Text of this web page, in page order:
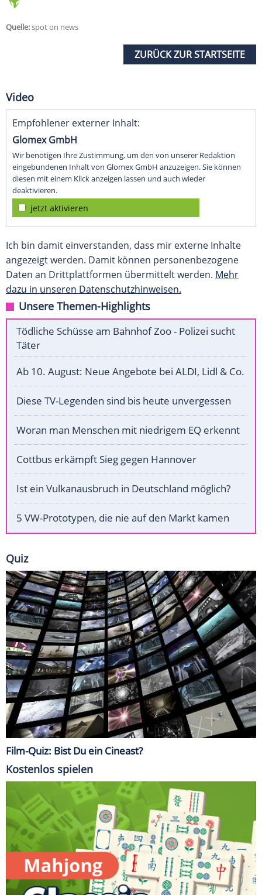
Quelle:spot on news
ZURÜCK ZUR STARTSEITE
Video
Empfohlener externer Inhalt:
Glomex GmbH
Wir benötigen Ihre Zustimmung, um den von unserer Redaktion
eingebundenen Inhalt von Glomex GmbH anzuzeigen. Sie können
diesen mit einem Klick anzeigen lassen und auch wieder
deaktivieren.
jetzt aktivieren
Ich bin damit einverstanden, dass mir externe Inhalte
angezeigt werden. Damit können personenbezogene
Daten an Drittplattformen übermittelt werden. Mehr
dazu in unseren Datenschutzhinweisen.
Unsere Themen-Highlights
Tödliche Schüsse am Bahnhof Zoo - Polizei sucht
Täter
Ab 10. August: Neue Angebote bei ALDI, Lidl & Co.
Diese TV-Legenden sind bis heute unvergessen
Woran man Menschen mit niedrigem EQ erkennt
Cottbus erkämpft Sieg gegen Hannover
Ist ein Vulkanausbruch in Deutschland möglich?
5 VW-Prototypen, die nie auf den Markt kamen
Quiz
Film-Quiz: Bist Du ein Cineast?
Kostenlos spielen